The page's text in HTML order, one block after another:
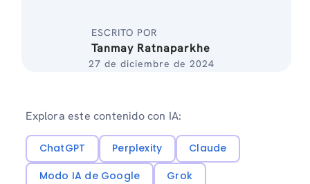
ESCRITO POR
Tanmay Ratnaparkhe
27 de diciembre de 2024
Explora este contenido con IA:
ChatGPT Perplexity
Claude
Modo IA de Google
Grok